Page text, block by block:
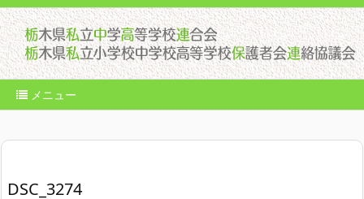
メニュー
DSC_3274